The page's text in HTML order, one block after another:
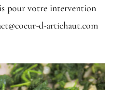
pour votre intervention
d-artichaut.com